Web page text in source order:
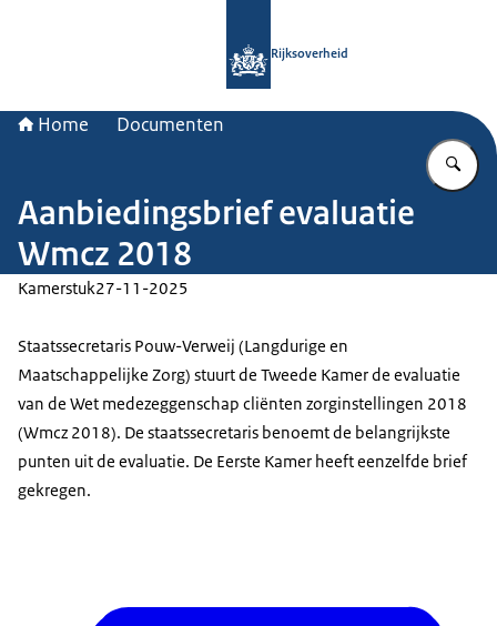
Rijksoverheid
Home Documenten
Aanbiedingsbrief evaluatie
Wmcz 2018
Kamerstuk27-11-2025
Staatssecretaris Pouw-Verweij (Langdurige en
Maatschappelijke Zorg) stuurt de Tweede Kamer de evaluatie
van de Wet medezeggenschap cliënten zorginstellingen 2018
(Wmcz 2018). De staatssecretaris benoemt de belangrijkste
punten uit de evaluatie. De Eerste Kamer heeft eenzelfde brief
gekregen.